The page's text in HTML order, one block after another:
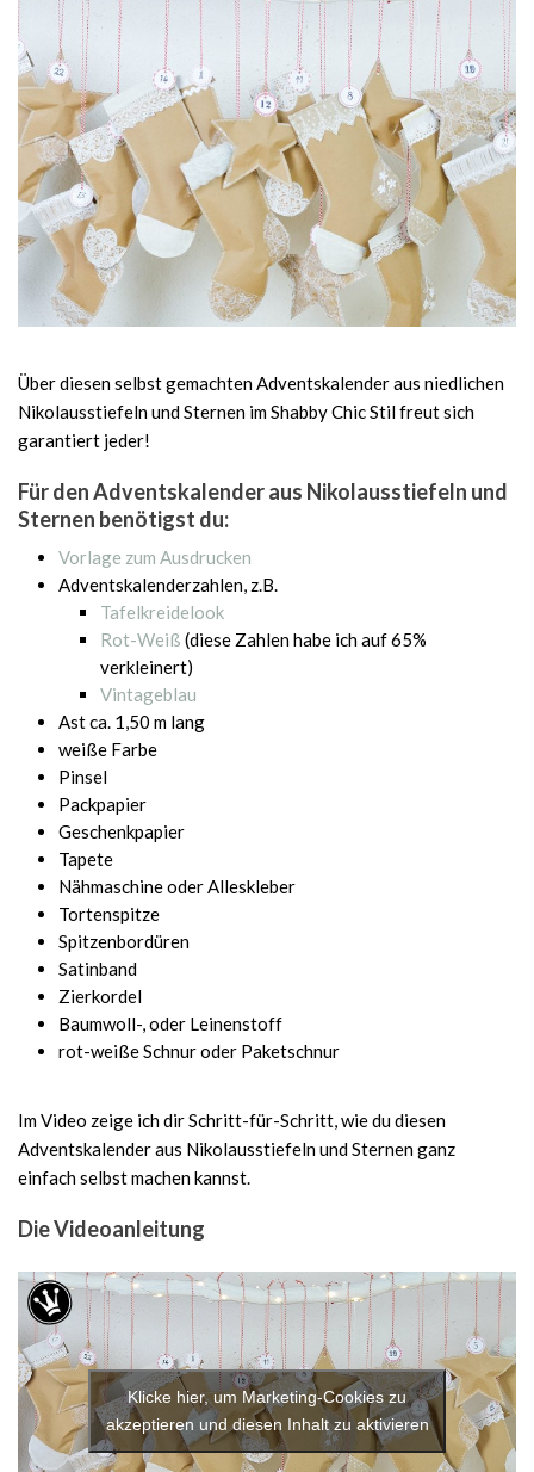
Über diesen selbst gemachten Adventskalender aus niedlichen
Nikolausstiefeln und Sternen im Shabby Chic Stil freut sich
garantiert jeder!
Für den Adventskalender aus Nikolausstiefeln und
Sternen benötigst du:
Vorlage zum Ausdrucken
Adventskalenderzahlen, z.B.
Tafelkreidelook
Rot-Weiß (diese Zahlen habe ich auf 65%
verkleinert)
Vintageblau
Ast ca. 1,50 m lang
weiße Farbe
Pinsel
Packpapier
Geschenkpapier
Tapete
Nähmaschine oder Alleskleber
Tortenspitze
Spitzenbordüren
Satinband
Zierkordel
Baumwoll-, oder Leinenstoff
rot-weiße Schnur oder Paketschnur
Im Video zeige ich dir Schritt-für-Schritt, wie du diesen
Adventskalender aus Nikolausstiefeln und Sternen ganz
einfach selbst machen kannst.
Die Videoanleitung
Klicke hier, um Marketing-Cookies zu
akzeptieren und diesen Inhalt zu aktivieren